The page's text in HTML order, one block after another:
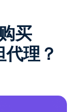
买
理？